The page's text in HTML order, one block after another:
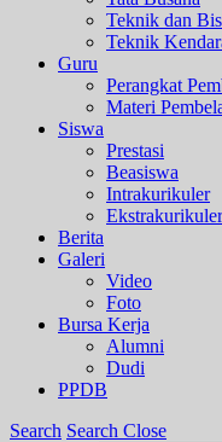
Teknik dan
Teknik
Guru
Perangkat
Materi
Siswa
Prestasi
Beasiswa
Intrakurikuler
Ekstrakurikuler
Berita
Galeri
Video
Foto
Bursa Kerja
Alumni
Dudi
PPDB
Search Search Close